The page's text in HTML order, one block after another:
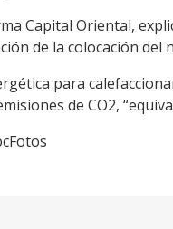
Capital Oriental,
de la colocación
para
de CO2,